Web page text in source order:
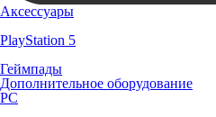
Аксессуары
PlayStation 5
Геймпады
Дополнительное оборудование
PC